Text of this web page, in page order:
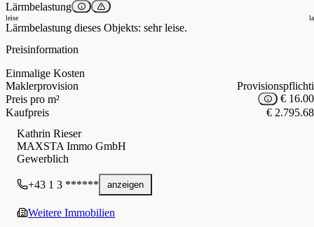
Lärmbelastung
leise
Lärmbelastung dieses Objekts: sehr leise.
Preisinformation
Einmalige Kosten
Maklerprovision
Preis pro m²
€
Kaufpreis
€
Kathrin Rieser
MAXSTA Immo GmbH
Gewerblich
+43 1 3 ****** anzeigen
Weitere Immobilien